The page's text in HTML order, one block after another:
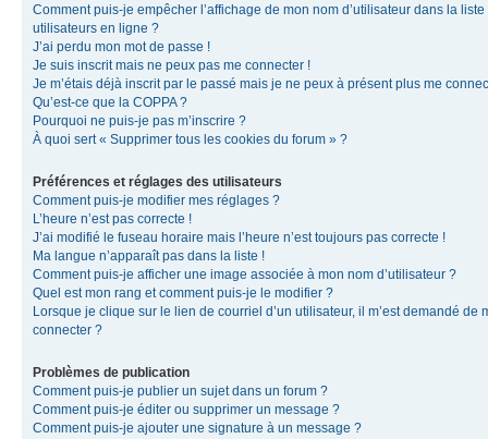
Comment puis-je empêcher l’affichage de mon nom d’utilisateur dans la liste
utilisateurs en ligne ?
J’ai perdu mon mot de passe !
Je suis inscrit mais ne peux pas me connecter !
Je m’étais déjà inscrit par le passé mais je ne peux à présent plus me
Qu’est-ce que la COPPA ?
Pourquoi ne puis-je pas m’inscrire ?
À quoi sert « Supprimer tous les cookies du forum » ?
Préférences et réglages des utilisateurs
Comment puis-je modifier mes réglages ?
L’heure n’est pas correcte !
J’ai modifié le fuseau horaire mais l’heure n’est toujours pas correcte !
Ma langue n’apparaît pas dans la liste !
Comment puis-je afficher une image associée à mon nom d’utilisateur ?
Quel est mon rang et comment puis-je le modifier ?
Lorsque je clique sur le lien de courriel d’un utilisateur, il m’est demandé de
connecter ?
Problèmes de publication
Comment puis-je publier un sujet dans un forum ?
Comment puis-je éditer ou supprimer un message ?
Comment puis-je ajouter une signature à un message ?